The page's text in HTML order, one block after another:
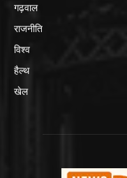
गढ़वाल
राजनीति
विश्व
हैल्थ
खेल